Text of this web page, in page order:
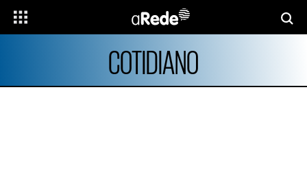
COTIDIANO